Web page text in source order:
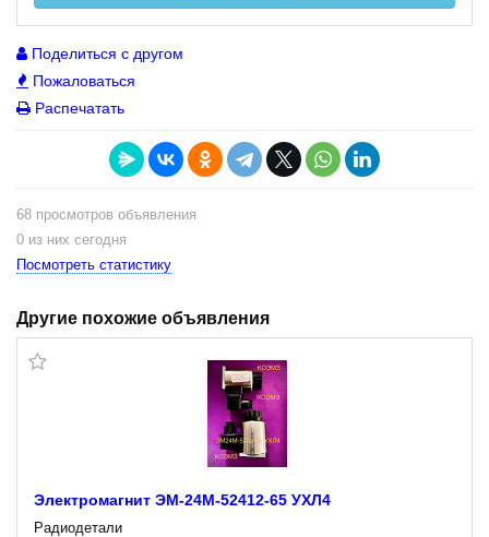
Поделиться с другом
Пожаловаться
Распечатать
68 просмотров объявления
0 из них сегодня
Посмотреть статистику
Другие похожие объявления
Электромагнит ЭМ-24М-52412-65 УХЛ4
Радиодетали